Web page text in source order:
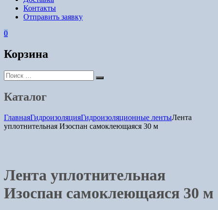
Контакты
Отправить заявку
0
Корзина
Искать:
Поиск
Каталог
ГлавнаяГидроизоляцияГидроизоляционные лентыЛента
уплотнительная Изоспан самоклеющаяся 30 м
Лента уплотнительная
Изоспан самоклеющаяся 30 м